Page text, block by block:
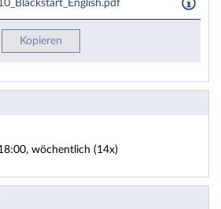
Kopieren
wöchentlich (14x)